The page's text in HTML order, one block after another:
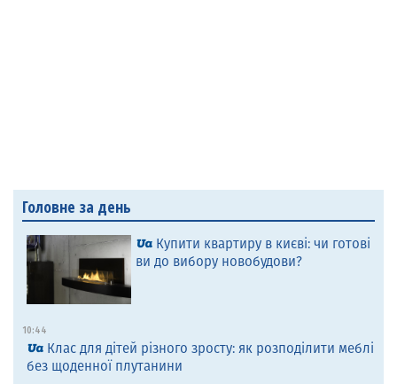
Головне за день
Купити квартиру в києві: чи готові
ви до вибору новобудови?
10:44
Клас для дітей різного зросту: як розподілити меблі
без щоденної плутанини